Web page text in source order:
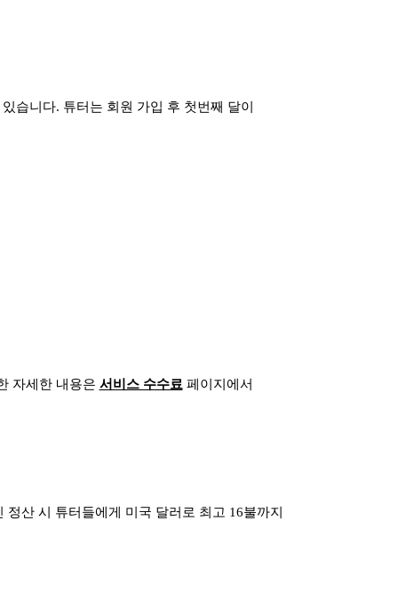
습니다. 튜터는 회원 가입 후 첫번째 달이
자세한 내용은 서비스 수수료 페이지에서
산 시 튜터들에게 미국 달러로 최고 16불까지